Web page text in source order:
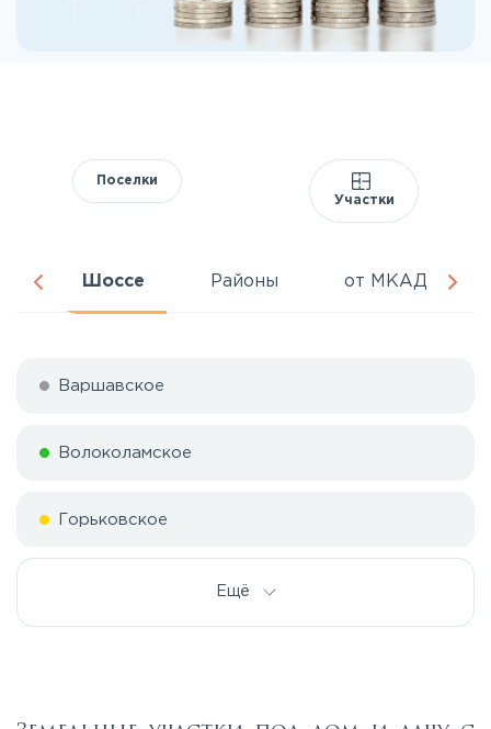
Поселки
Участки
Шоссе Районы от МКАД
Варшавское
Волоколамское
Горьковское
Ещё